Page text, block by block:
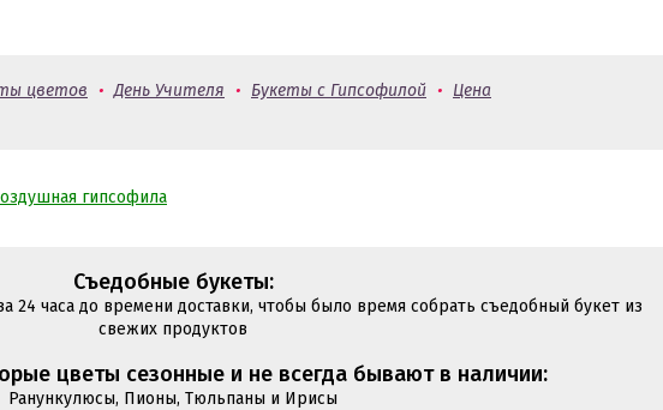
цветов • День Учителя • Букеты с Гипсофилой • Цена
гипсофила
Съедобные букеты:
24 часа до времени доставки, чтобы было время собрать съедобный букет из
свежих продуктов
цветы сезонные и не всегда бывают в наличии:
Ранункулюсы, Пионы, Тюльпаны и Ирисы